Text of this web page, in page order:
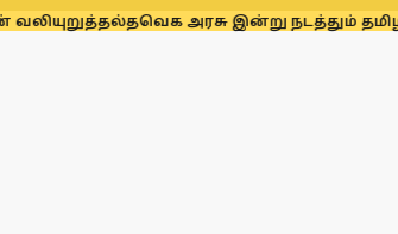
தவெக அரசு இன்று நடத்தும் தமிழக